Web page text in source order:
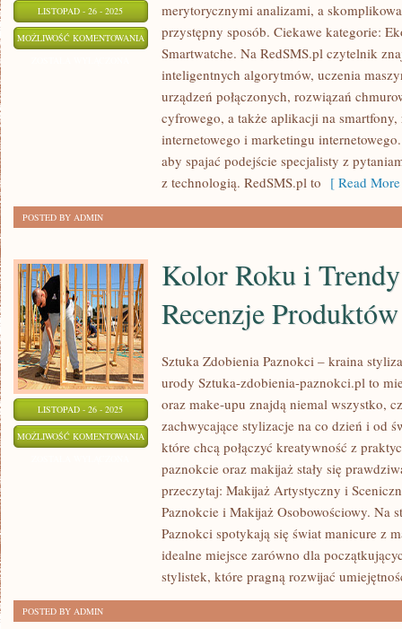
LISTOPAD - 26 - 2025
MOŻLIWOŚĆ KOMENTOWANIA RETROTECH
HOBBY
TECHNOLOGIĄ
merytorycznymi analizami, a
przystępny sposób. Ciekawe kategorie:
Smartwatche. Na RedSMS.pl czytelnik
inteligentnych algorytmów, uczenia
urządzeń połączonych, rozwiązań
cyfrowego, a także aplikacji na
internetowego i marketingu
aby spajać podejście specjalisty z
z technologią. RedSMS.pl to [ Read
POSTED BY ADMIN
LISTOPAD - 26 - 2025
MOŻLIWOŚĆ KOMENTOWANIA
RECENZJE
Kolor Roku i
Recenzje Produktów
Sztuka Zdobienia Paznokci – kraina
urody Sztuka-zdobienia-paznokci.pl to
oraz make-upu znajdą niemal wszystko,
zachwycające stylizacje na co dzień i od
które chcą połączyć kreatywność z
paznokcie oraz makijaż stały się
przeczytaj: Makijaż Artystyczny i
Paznokcie i Makijaż Osobowościowy. Na
Paznokci spotykają się świat manicure z
idealne miejsce zarówno dla
stylistek, które pragną rozwijać
POSTED BY ADMIN